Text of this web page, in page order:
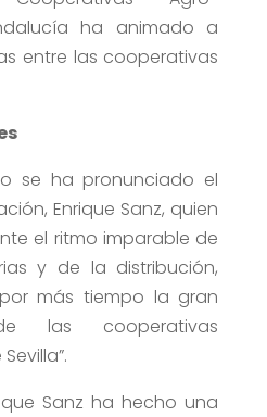
ha animado a
entre las cooperativas
se ha pronunciado el
Enrique Sanz, quien
el ritmo imparable de
y de la distribución,
más tiempo la gran
las cooperativas
Sanz ha hecho una